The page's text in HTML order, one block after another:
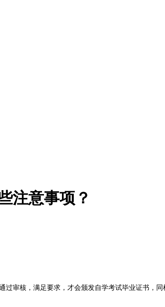
注意事项？
审核，满足要求，才会颁发自学考试毕业证书，同